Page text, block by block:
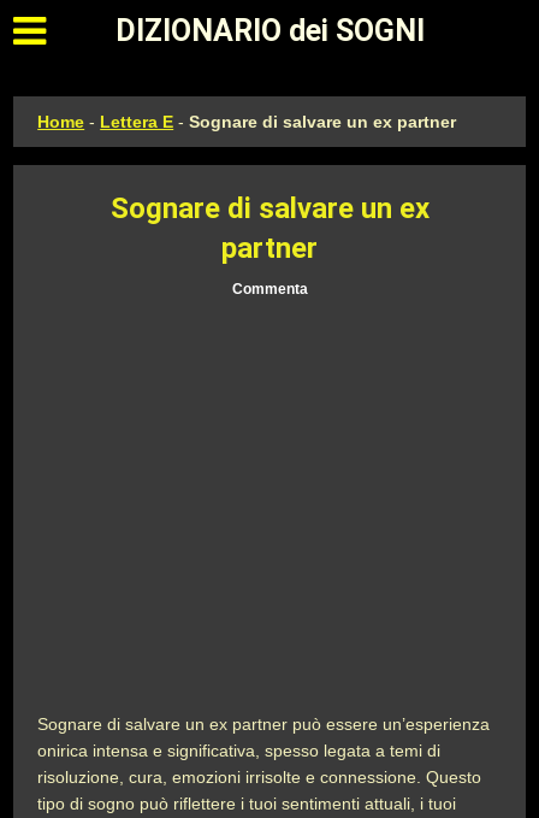
Apri il menu principale
DIZIONARIO dei SOGNI
Home - Lettera E -Sognare di salvare un ex partner
Sognare di salvare un ex
partner
Commenta
Sognare di salvare un ex partner può essere un’esperienza
onirica intensa e significativa, spesso legata a temi di
risoluzione, cura, emozioni irrisolte e connessione. Questo
tipo di sogno può riflettere i tuoi sentimenti attuali, i tuoi